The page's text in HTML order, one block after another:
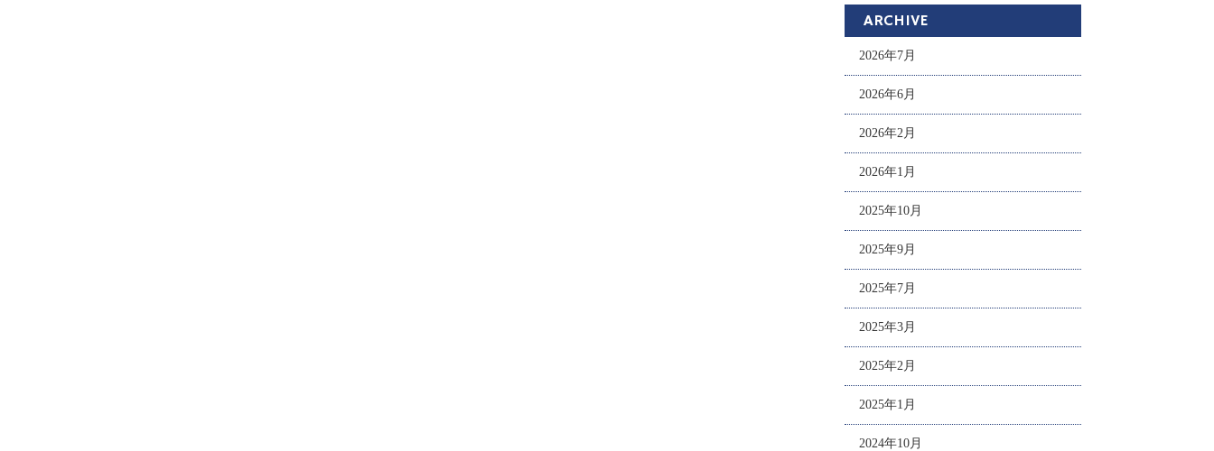
ARCHIVE
2026年7月
2026年6月
2026年2月
2026年1月
2025年10月
2025年9月
2025年7月
2025年3月
2025年2月
2025年1月
2024年10月